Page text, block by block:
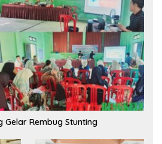
Gelar Rembug Stunting